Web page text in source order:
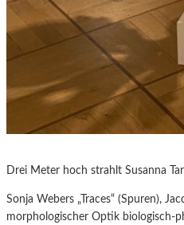
Drei Meter hoch strahlt Susanna
Sonja Webers „Traces“ (Spuren),
morphologischer Optik biologisch-